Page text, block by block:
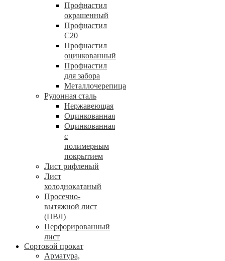
Профнастил
окрашенный
Профнастил
С20
Профнастил
оцинкованный
Профнастил
для забора
Металлочерепица
Рулонная сталь
Нержавеющая
Оцинкованная
Оцинкованная
с
полимерным
покрытием
Лист рифленый
Лист
холоднокатаный
Просечно-
вытяжной лист
(ПВЛ)
Перфорированный
лист
Сортовой прокат
Арматура,